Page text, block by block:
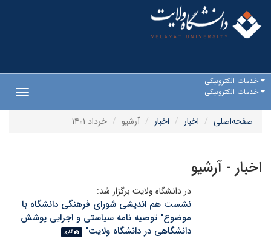
خدمات الکترونیکی
خدمات الکترونیکی
صفحه‌اصلی
اخبار اخبار آرشیو خرداد ۱۴۰۱
اخبار - آرشیو
در دانشگاه ولایت برگزار شد:
نشست هم اندیشی شورای فرهنگی دانشگاه با
موضوع" توصیه نامه سیاستی و اجرایی پوشش
دانشگاهی در دانشگاه ولایت"
گالری